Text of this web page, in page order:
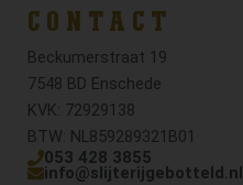
CONTACT
Beckumerstraat 19
7548 BD Enschede
KVK: 72929138
BTW: NL859289321B01
053 428 3855
info@slijterijgebotteld.nl